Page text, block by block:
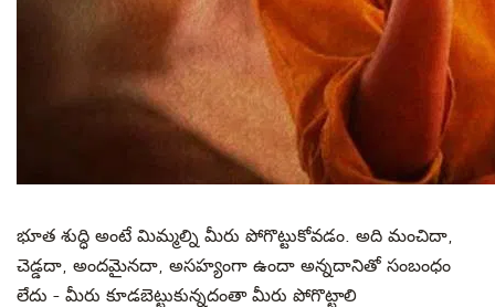
భూత శుద్ధి అంటే మిమ్మల్ని మీరు పోగొట్టుకోవడం. అది మంచిదా,
చెడ్డదా, అందమైనదా, అసహ్యంగా ఉందా అన్నదానితో సంబంధం
లేదు - మీరు కూడబెట్టుకున్నదంతా మీరు పోగొట్టాలి